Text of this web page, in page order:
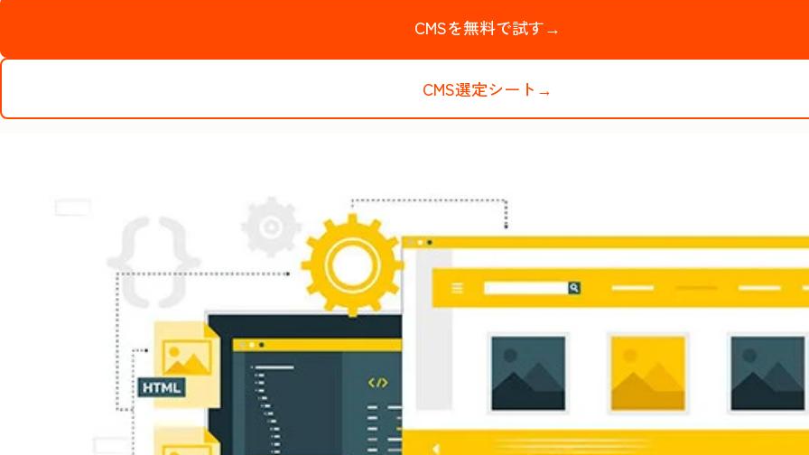
CMSを無料で試す→
CMS選定シート→